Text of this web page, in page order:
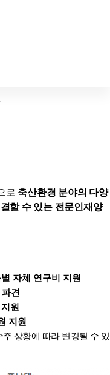
로 축산환경 분야의 다양
할 수 있는 전문인재양
자체 연구비 지원
견
원
지원
상황에 따라 변경될 수 있